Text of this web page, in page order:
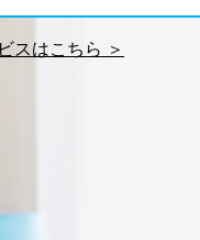
株式会社富士山マガジ
TEL：0570-200-223
スはこちら ＞